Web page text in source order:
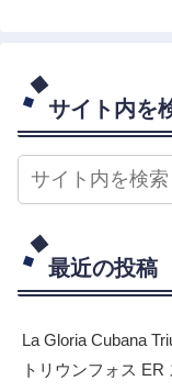
サイト内を
最近の投稿
La Gloria Cubana
トリウンフォス ER